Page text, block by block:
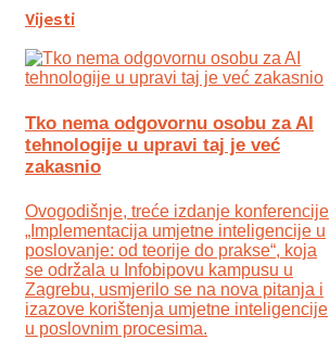
Vijesti
Tko nema odgovornu osobu za AI
tehnologije u upravi taj je već
zakasnio
Ovogodišnje, treće izdanje konferencije
„Implementacija umjetne inteligencije u
poslovanje: od teorije do prakse“, koja
se održala u Infobipovu kampusu u
Zagrebu, usmjerilo se na nova pitanja i
izazove korištenja umjetne inteligencije
u poslovnim procesima.